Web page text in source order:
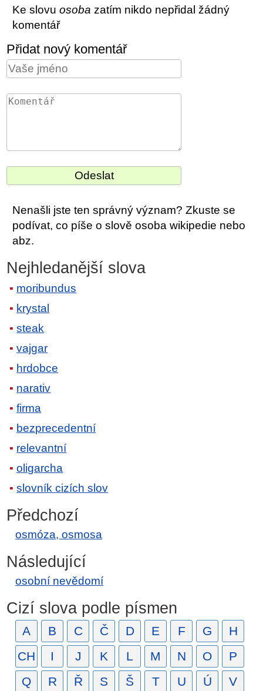
Ke slovuosoba zatím nikdo nepřidal žádný
komentář
Přidat nový komentář
Nenašli jste ten správný význam? Zkuste se
podívat, co píše o slově osoba wikipedie nebo
abz.
Nejhledanější slova
moribundus
krystal
steak
vajgar
hrdobce
narativ
firma
bezprecedentní
relevantní
oligarcha
slovník cizích slov
Předchozí
osmóza, osmosa
Následující
osobní nevědomí
Cizí slova podle písmen
A B C Č D E F G
H
CH
I J K L M N O
P
Q
R Ř S Š T U Ú V